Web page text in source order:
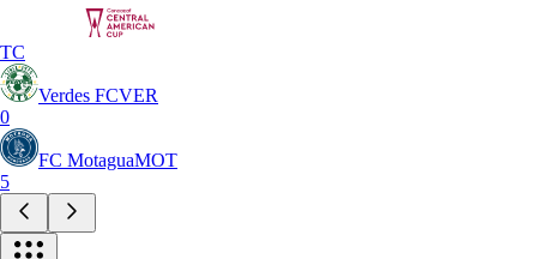
TC
Verdes FCVER
0
FC MotaguaMOT
5